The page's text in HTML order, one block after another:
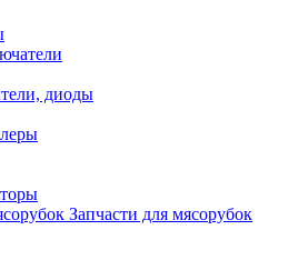
диоды
Запчасти для мясорубок